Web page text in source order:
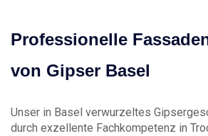
Professionelle
von Gipser Basel
Unser in Basel verwurzeltes
durch exzellente Fachkompetenz in